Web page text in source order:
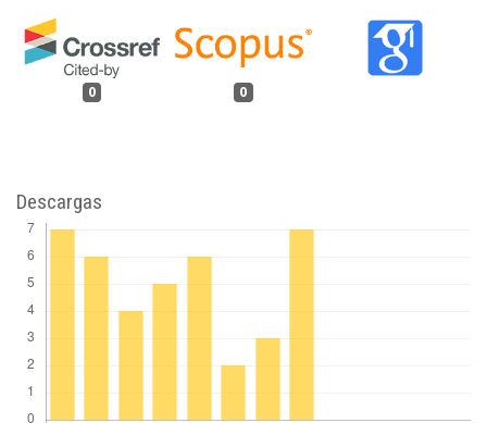
0 0
Descargas